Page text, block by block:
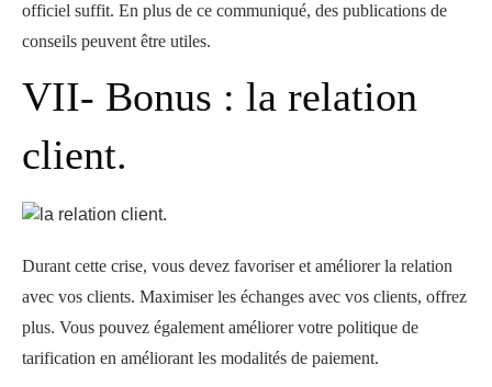
officiel suffit. En plus de ce communiqué, des publications de
conseils peuvent être utiles.
VII- Bonus : la relation
client.
Durant cette crise, vous devez favoriser et améliorer la relation
avec vos clients. Maximiser les échanges avec vos clients, offrez
plus. Vous pouvez également améliorer votre politique de
tarification en améliorant les modalités de paiement.